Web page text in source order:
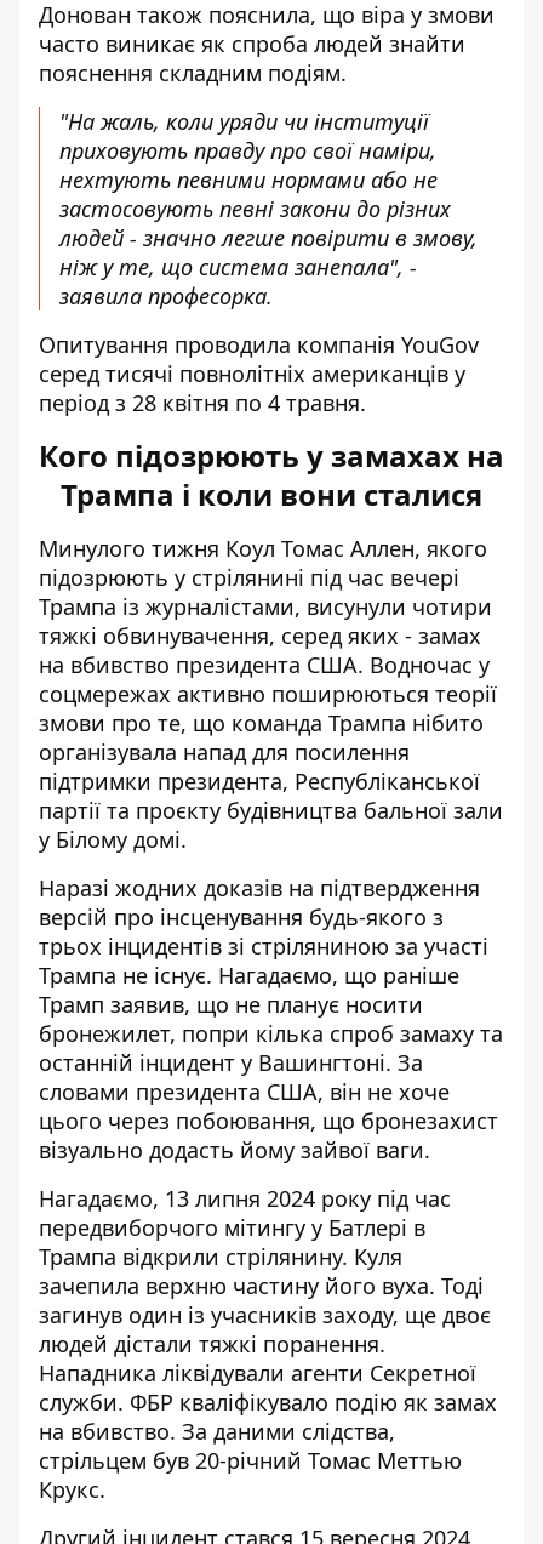
Донован також пояснила, що віра у змови
часто виникає як спроба людей знайти
пояснення складним подіям.
"На жаль, коли уряди чи інституції
приховують правду про свої наміри,
нехтують певними нормами або не
застосовують певні закони до різних
людей - значно легше повірити в змову,
ніж у те, що система занепала", -
заявила професорка.
Опитування проводила компанія YouGov
серед тисячі повнолітніх американців у
період з 28 квітня по 4 травня.
Кого підозрюють у замахах на
Трампа і коли вони сталися
Минулого тижня Коул Томас Аллен, якого
підозрюють у стрілянині під час вечері
Трампа із журналістами, висунули чотири
тяжкі обвинувачення, серед яких - замах
на вбивство президента США. Водночас у
соцмережах активно поширюються теорії
змови про те, що команда Трампа нібито
організувала напад для посилення
підтримки президента, Республіканської
партії та проєкту будівництва бальної зали
у Білому домі.
Наразі жодних доказів на підтвердження
версій про інсценування будь-якого з
трьох інцидентів зі стріляниною за участі
Трампа не існує. Нагадаємо, що раніше
Трамп заявив, що не планує носити
бронежилет, попри кілька спроб замаху та
останній інцидент у Вашингтоні. За
словами президента США, він не хоче
цього через побоювання, що бронезахист
візуально додасть йому зайвої ваги.
Нагадаємо, 13 липня 2024 року під час
передвиборчого мітингу у Батлері в
Трампа відкрили стрілянину. Куля
зачепила верхню частину його вуха. Тоді
загинув один із учасників заходу, ще двоє
людей дістали тяжкі поранення.
Нападника ліквідували агенти Секретної
служби. ФБР кваліфікувало подію як замах
на вбивство. За даними слідства,
стрільцем був 20-річний Томас Меттью
Крукс.
Другий інцидент стався 15 вересня 2024